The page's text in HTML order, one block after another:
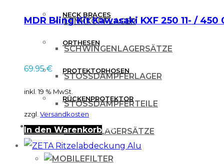
LENKKOPFLAGER
SCHWINGENLAGERSÄTZE
STOSSDÄMPFERLAGER
STOSSDÄMPFERTEILE
UMLENKLAGERSÄTZE
FILTER
NECK BRACES
ORTHESEN
PROTEKTORHOSEN
RÜCKENPROTEKTOR
FREIZEITBEKLEIDUNG
MDR Bling Kit Kawasaki KXF 250 11- / 450
69.95€
inkl. 19 % MwSt.
zzgl. Versandkosten
In den Warenkorb